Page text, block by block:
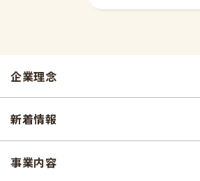
企業理念
新着情報
事業内容